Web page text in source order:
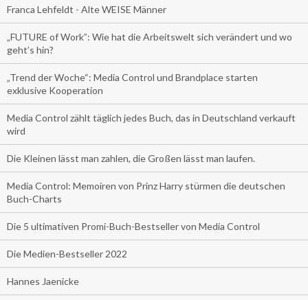
Franca Lehfeldt - Alte WEISE Männer
„FUTURE of Work”: Wie hat die Arbeitswelt sich verändert und wo
geht’s hin?
„Trend der Woche“: Media Control und Brandplace starten
exklusive Kooperation
Media Control zählt täglich jedes Buch, das in Deutschland verkauft
wird
Die Kleinen lässt man zahlen, die Großen lässt man laufen.
Media Control: Memoiren von Prinz Harry stürmen die deutschen
Buch-Charts
Die 5 ultimativen Promi-Buch-Bestseller von Media Control
Die Medien-Bestseller 2022
Hannes Jaenicke